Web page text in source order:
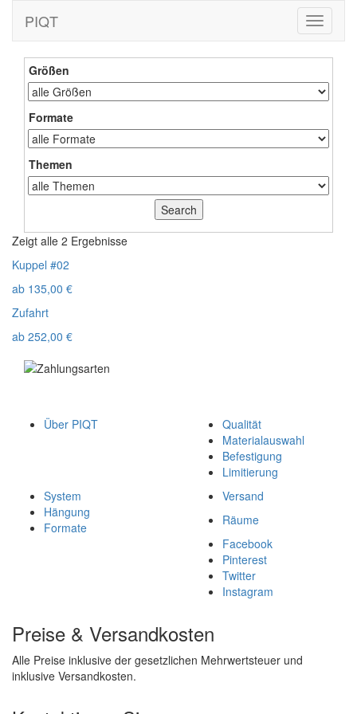
Toggle
PIQT
Größen
Formate
Themen
Zeigt alle 2 Ergebnisse
Kuppel #02
ab 135,00 €
Zufahrt
ab 252,00 €
Über PIQT
Qualität
Materialauswahl
Befestigung
Limitierung
System
Hängung
Formate
Versand
Räume
Facebook
Pinterest
Twitter
Instagram
Preise & Versandkosten
Alle Preise inklusive der gesetzlichen Mehrwertsteuer und
inklusive Versandkosten.